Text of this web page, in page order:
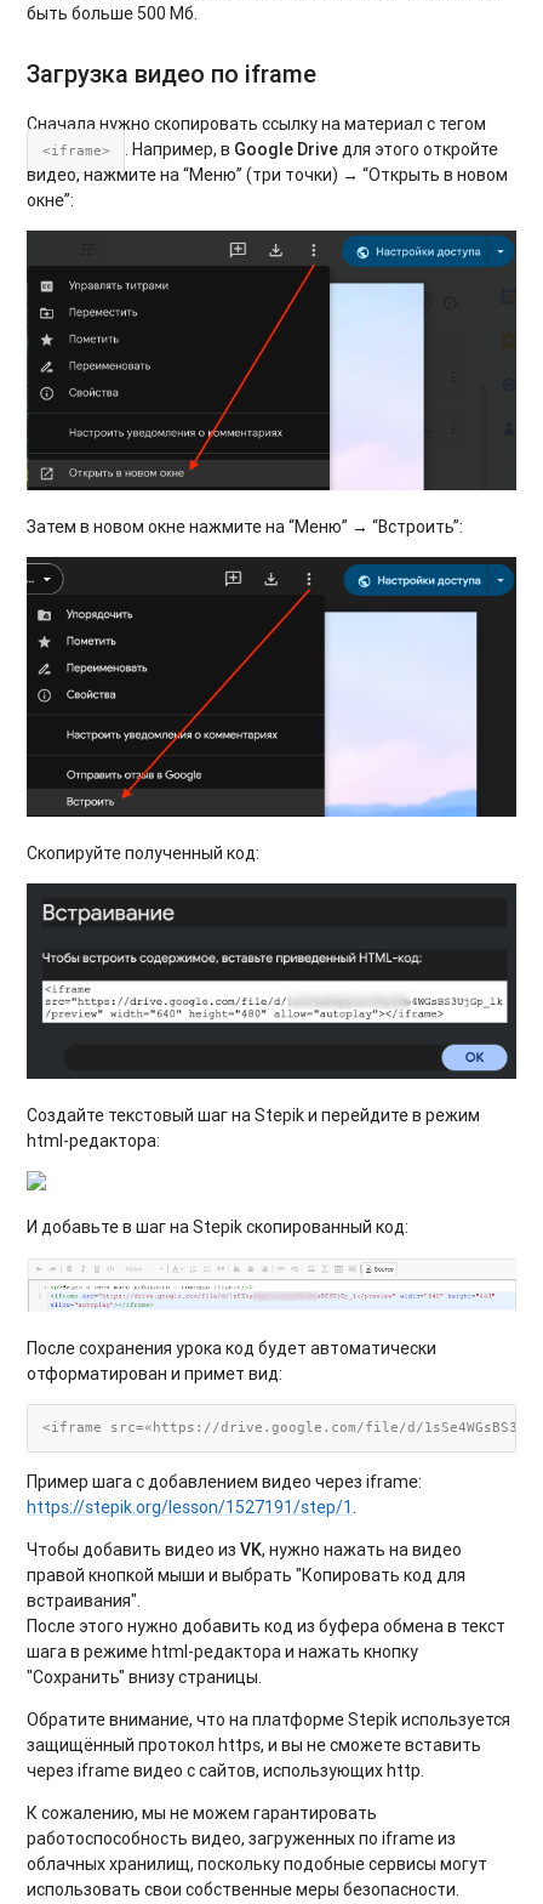
быть больше 500 Мб.
Загрузка видео по iframe
Сначала нужно скопировать ссылку на материал с тегом
<iframe> . Например, в Google Driveдля этого откройте
видео, нажмите на “Меню” (три точки) → “Открыть в новом
окне”:
Затем в новом окне нажмите на “Меню” → “Встроить”:
Скопируйте полученный код:
Создайте текстовый шаг на Stepik и перейдите в режим
html-редактора:
И добавьте в шаг на Stepik скопированный код:
После сохранения урока код будет автоматически
отформатирован и примет вид:
Пример шага с добавлением видео через iframe:
https://stepik.org/lesson/1527191/step/1.
Чтобы добавить видео изVK, нужно нажать на видео
правой кнопкой мыши и выбрать "Копировать код для
встраивания".
После этого нужно добавить код из буфера обмена в текст
шага в режиме html-редактора и нажать кнопку
"Сохранить" внизу страницы.
Обратите внимание, что на платформе Stepik используется
защищённый протокол https, и вы не сможете вставить
через iframe видео с сайтов, использующих http.
К сожалению, мы не можем гарантировать
работоспособность видео, загруженных по iframe из
облачных хранилищ, поскольку подобные сервисы могут
использовать свои собственные меры безопасности.